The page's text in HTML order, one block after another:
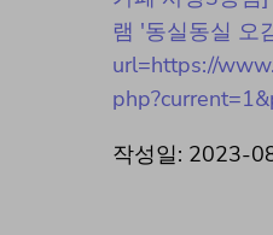
램 '동실동실 오
url=https://
작성일: 2023-